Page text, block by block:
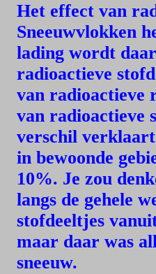
Het effect van
Sneeuwvlokken
lading wordt
radioactieve
van radioactieve
van radioactieve
verschil verklaart
in bewoonde
10%. Je zou
langs de gehele
stofdeeltjes
maar daar was
sneeuw.